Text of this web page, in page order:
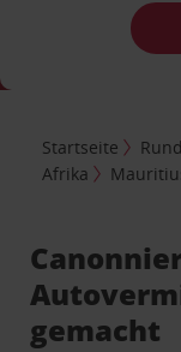
Startseite
Afrika
gemacht